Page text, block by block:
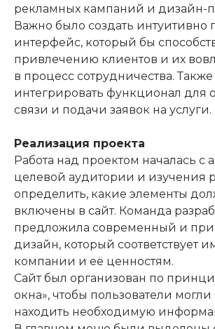
рекламных кампаний и дизайн-
Важно было создать интуитивно
интерфейс, который бы
привлечению клиентов и их
в процесс сотрудничества.
интегрировать функционал для
связи и подачи заявок на услуги.
Реализация проекта
Работа над проектом началась с
целевой аудитории и изучения
определить, какие элементы
включены в сайт. Команда
предложила современный и
дизайн, который соответствует
компании и её ценностям.
Сайт был организован по
окна», чтобы пользователи могли
находить необходимую